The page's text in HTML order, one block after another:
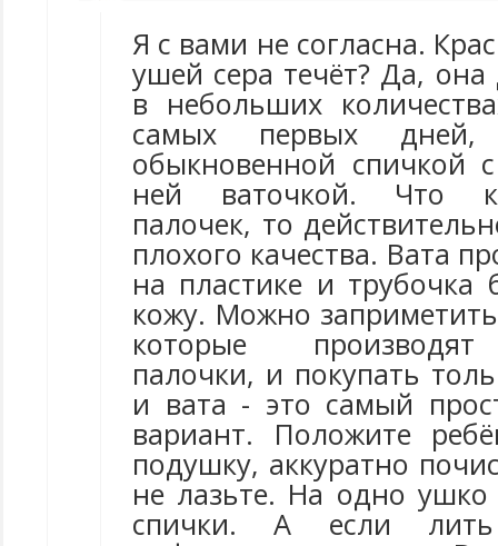
Я с вами не согласна.
ушей сера течёт? Да,
в небольших
самых первых
обыкновенной спичкой
ней ваточкой. Что
палочек, то
плохого качества. Вата
на пластике и трубочка
кожу. Можно
которые производят
палочки, и покупать
и вата - это самый
вариант. Положите
подушку, аккуратно
не лазьте. На одно
спички. А если